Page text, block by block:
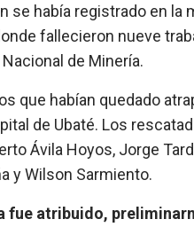
se había registrado en la
fallecieron nueve
de Minería.
que habían quedado
de Ubaté. Los
Ávila Hoyos, Jorge
y Wilson Sarmiento.
fue atribuido,